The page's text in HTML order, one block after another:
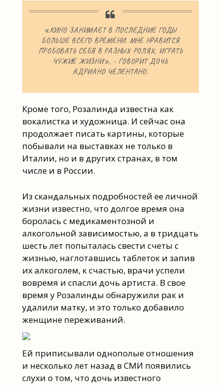
«КИНО ЗАНИМАЕТ В ПОСЛЕДНИЕ ГОДЫ
БОЛЬШЕ ВСЕГО ВРЕМЕНИ. МНЕ НРАВИТСЯ
ПРОБОВАТЬ СЕБЯ В РАЗНЫХ РОЛЯХ, ИГРАТЬ
ЧУЖИЕ ЖИЗНИ», - ГОВОРИТ ДОЧЬ
АДРИАНО ЧЕЛЕНТАНО.
Кроме того, Розалинда известна как
вокалистка и художница. И сейчас она
продолжает писать картины, которые
побывали на выставках не только в
Италии, но и в других странах, в том
числе и в России.
Из скандальных подробностей ее личной
жизни известно, что долгое время она
боролась с медикаментозной и
алкогольной зависимостью, а в тридцать
шесть лет попыталась свести счеты с
жизнью, наглотавшись таблеток и запив
их алкоголем, к счастью, врачи успели
вовремя и спасли дочь артиста. В свое
время у Розалинды обнаружили рак и
удалили матку, и это только добавило
женщине переживаний.
Ей приписывали однополые отношения
и несколько лет назад в СМИ появились
слухи о том, что дочь известного